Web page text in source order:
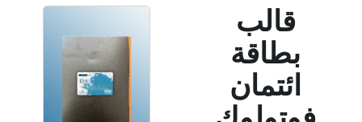
قالب
بطاقة
ائتمان